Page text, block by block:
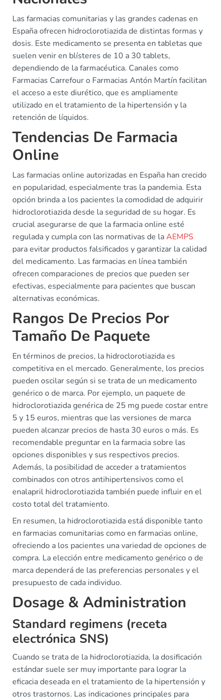
Las farmacias comunitarias y las grandes cadenas en
España ofrecen hidroclorotiazida de distintas formas y
dosis. Este medicamento se presenta en tabletas que
suelen venir en blísteres de 10 a 30 tablets,
dependiendo de la farmacéutica. Canales como
Farmacias Carrefour o Farmacias Antón Martín facilitan
el acceso a este diurético, que es ampliamente
utilizado en el tratamiento de la hipertensión y la
retención de líquidos.
Tendencias De Farmacia
Online
Las farmacias online autorizadas en España han crecido
en popularidad, especialmente tras la pandemia. Esta
opción brinda a los pacientes la comodidad de adquirir
hidroclorotiazida desde la seguridad de su hogar. Es
crucial asegurarse de que la farmacia online esté
regulada y cumpla con las normativas de laAEMPS
para evitar productos falsificados y garantizar la calidad
del medicamento. Las farmacias en línea también
ofrecen comparaciones de precios que pueden ser
efectivas, especialmente para pacientes que buscan
alternativas económicas.
Rangos De Precios Por
Tamaño De Paquete
En términos de precios, la hidroclorotiazida es
competitiva en el mercado. Generalmente, los precios
pueden oscilar según si se trata de un medicamento
genérico o de marca. Por ejemplo, un paquete de
hidroclorotiazida genérica de 25 mg puede costar entre
5 y 15 euros, mientras que las versiones de marca
pueden alcanzar precios de hasta 30 euros o más. Es
recomendable preguntar en la farmacia sobre las
opciones disponibles y sus respectivos precios.
Además, la posibilidad de acceder a tratamientos
combinados con otros antihipertensivos como el
enalapril hidroclorotiazida también puede influir en el
costo total del tratamiento.
En resumen, la hidroclorotiazida está disponible tanto
en farmacias comunitarias como en farmacias online,
ofreciendo a los pacientes una variedad de opciones de
compra. La elección entre medicamento genérico o de
marca dependerá de las preferencias personales y el
presupuesto de cada individuo.
Dosage & Administration
Standard regimens (receta
electrónica SNS)
Cuando se trata de la hidroclorotiazida, la dosificación
estándar suele ser muy importante para lograr la
eficacia deseada en el tratamiento de la hipertensión y
otros trastornos. Las indicaciones principales para